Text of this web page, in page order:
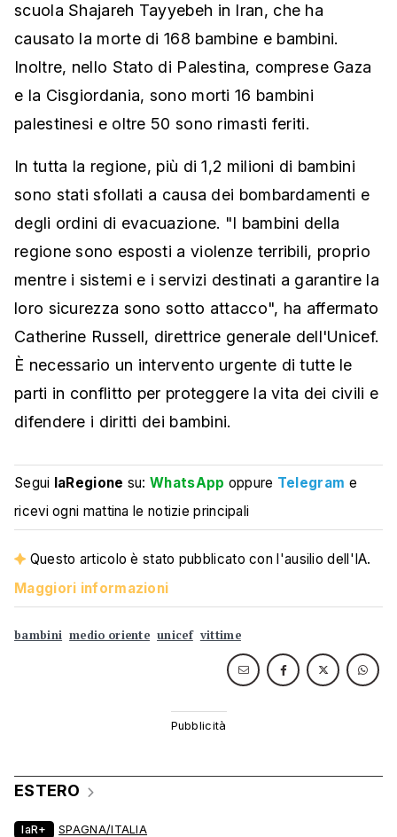
scuola Shajareh Tayyebeh in Iran, che ha
causato la morte di 168 bambine e bambini.
Inoltre, nello Stato di Palestina, comprese Gaza
e la Cisgiordania, sono morti 16 bambini
palestinesi e oltre 50 sono rimasti feriti.
In tutta la regione, più di 1,2 milioni di bambini
sono stati sfollati a causa dei bombardamenti e
degli ordini di evacuazione. "I bambini della
regione sono esposti a violenze terribili, proprio
mentre i sistemi e i servizi destinati a garantire la
loro sicurezza sono sotto attacco", ha affermato
Catherine Russell, direttrice generale dell'Unicef.
È necessario un intervento urgente di tutte le
parti in conflitto per proteggere la vita dei civili e
difendere i diritti dei bambini.
Segui laRegione su:WhatsApp oppure Telegram e
ricevi ogni mattina le notizie principali
Questo articolo è stato pubblicato con l'ausilio dell'IA.
Maggiori informazioni
bambini medio oriente unicef vittime
ESTERO
laR+ SPAGNA/ITALIA